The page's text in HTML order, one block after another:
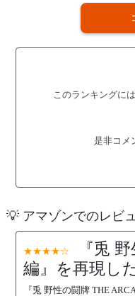
このランキングに
是非コメ
💡 アマゾンでのレビ
★★★★☆
『兎
編』を再現し
『兎 野性の闘牌 THE